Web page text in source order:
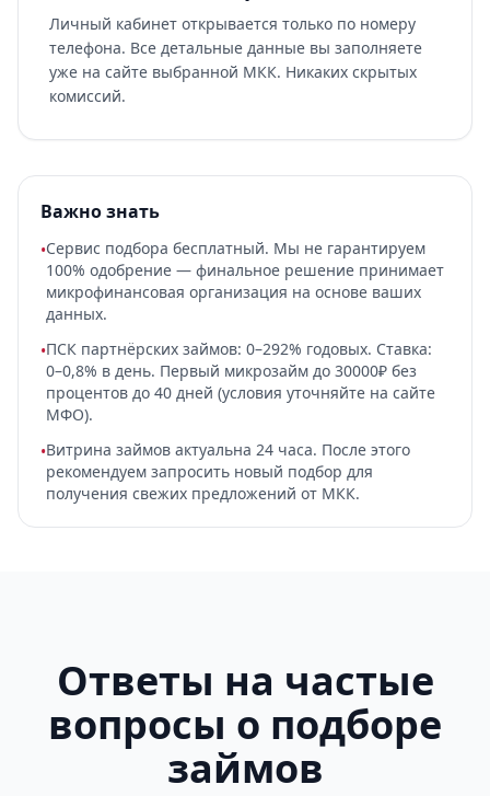
Личный кабинет открывается только по номеру
телефона. Все детальные данные вы заполняете
уже на сайте выбранной МКК. Никаких скрытых
комиссий.
Важно знать
•Сервис подбора бесплатный. Мы не гарантируем
100% одобрение — финальное решение принимает
микрофинансовая организация на основе ваших
данных.
•ПСК партнёрских займов: 0–292% годовых. Ставка:
0–0,8% в день. Первый микрозайм до 30000₽ без
процентов до 40 дней (условия уточняйте на сайте
МФО).
•Витрина займов актуальна 24 часа. После этого
рекомендуем запросить новый подбор для
получения свежих предложений от МКК.
Ответы на частые
вопросы о подборе
займов